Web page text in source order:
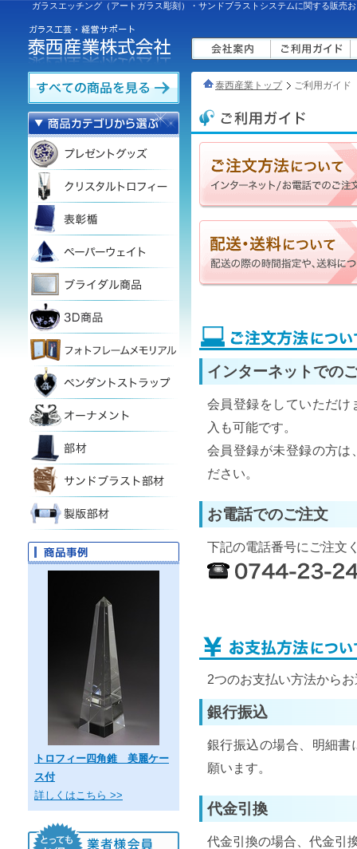
ガラスエッチング（アートガラス彫刻）・サンドブラストシステムに関する販売
トロフィー四角錐 美麗ケー
ス付
詳しくはこちら >>
泰西産業トップ ご利用ガイド
インターネットでの
会員登録をしていただけ
入も可能です。
会員登録が未登録の方は
ださい。
お電話でのご注文
下記の電話番号にご注文
2つのお支払い方法から
銀行振込
銀行振込の場合、明細書
願います。
代金引換
代金引換の場合、代金引